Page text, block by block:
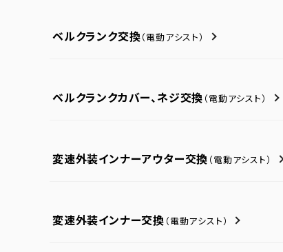
ベルクランク交換（電動アシスト）
ベルクランクカバー、ネジ交換 （電動アシスト）
変速外装インナーアウター交換 （電動アシスト）
変速外装インナー交換 （電動アシスト）